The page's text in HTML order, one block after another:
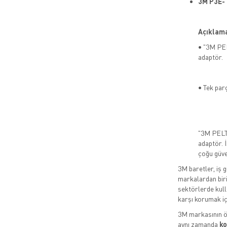
• "3M
adaptör.
• Tek
"3M
adaptör.
çoğu
3M baretler, iş
markalardan
sektörlerde
karşı korumak
3M markasının
aynı zamanda